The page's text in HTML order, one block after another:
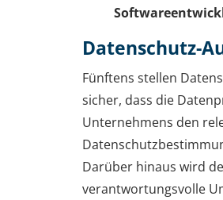
Datenschutz-
Fünftens stellen
sicher, dass die
Unternehmens den
Darüber hinaus wird
verantwortungsvolle